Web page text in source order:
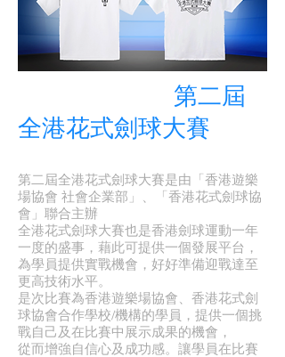
第二屆
全港花式劍球大賽
第二屆全港花式劍球大賽是由「香港遊樂
場協會 社會企業部」、「香港花式劍球協
會」聯合主辦
全港花式劍球大賽也是香港劍球運動一年
一度的盛事，藉此可提供一個發展平台，
為學員提供實戰機會，好好準備迎戰達至
更高技術水平。
是次比賽為香港遊樂場協會、香港花式劍
球協會合作學校/機構的學員，提供一個挑
戰自己及在比賽中展示成果的機會，
從而增強自信心及成功感。讓學員在比賽